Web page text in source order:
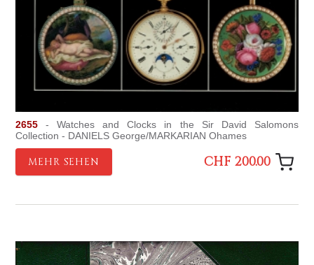
2655 - Watches and Clocks in the Sir David Salomons
Collection - DANIELS George/MARKARIAN Ohames
MEHR SEHEN CHF 200.00